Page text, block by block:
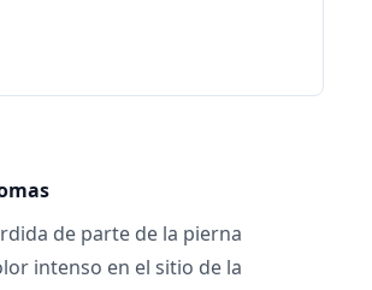
de parte de la pierna
intenso en el sitio de la